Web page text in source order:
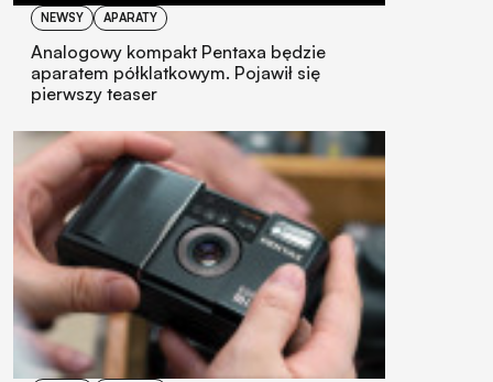
NEWSY APARATY
Analogowy kompakt Pentaxa będzie
aparatem półklatkowym. Pojawił się
pierwszy teaser